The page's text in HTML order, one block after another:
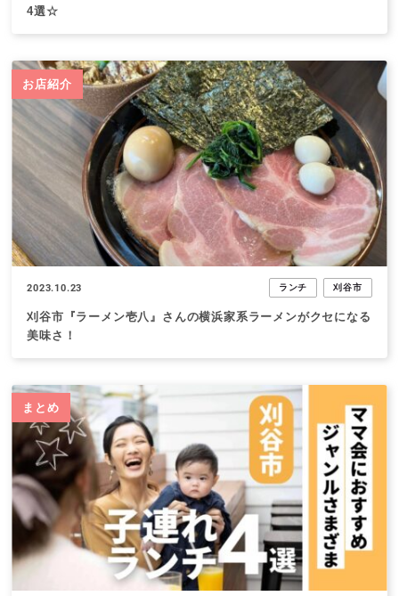
4選☆
お店紹介
2023.10.23 ランチ 刈谷市
刈谷市『ラーメン壱八』さんの横浜家系ラーメンがクセになる
美味さ！
まとめ